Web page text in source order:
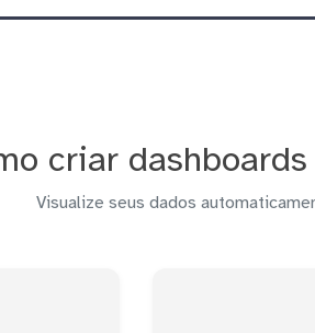
criar
Visualize seus dados